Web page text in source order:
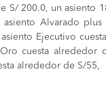
S/ 200.0, un asiento
asiento Alvarado
asiento Ejecutivo
cuesta alrededor
alrededor de S/55,